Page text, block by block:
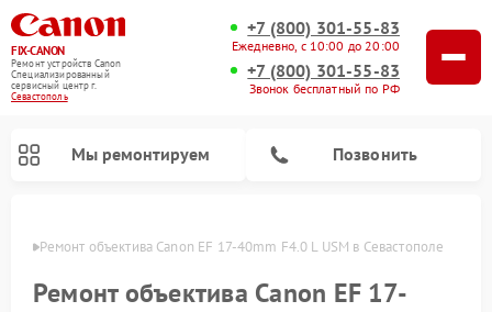
FIX-CANON
Ремонт устройств Canon
Специализированный
cервисный центр г.
Севастополь
+7 (800) 301-55-83
Ежедневно, с 10:00 до 20:00
+7 (800) 301-55-83
Звонок бесплатный по РФ
Мы ремонтируем Позвонить
Ремонт объектива Canon EF 17-40mm F4.0 L USM в Севастополе
Ремонт объектива Canon EF 17-